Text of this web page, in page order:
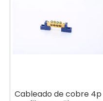
Cableado de cobre 4p